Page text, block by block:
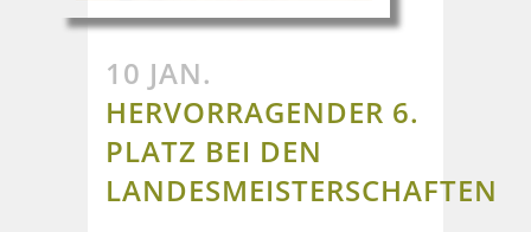
10 JAN.
HERVORRAGENDER 6.
PLATZ BEI DEN
LANDESMEISTERSCHAFTEN